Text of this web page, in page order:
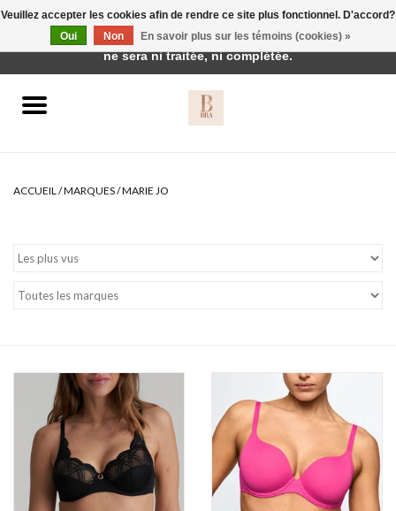
Réduction
Badmode
Lingerie-accessoires
Cartes-cadeaux
ACCUEIL /MARQUES/MARIE JO
Veuillez accepter les cookies afin de rendre ce site plus fonctionnel. D'accord?
Oui
Non En savoir plus sur les témoins (cookies) »
Cette boutique est en construction. Toute commande passée
ne sera ni traitée, ni complétée.